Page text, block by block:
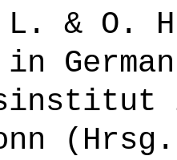
L. & O.
in